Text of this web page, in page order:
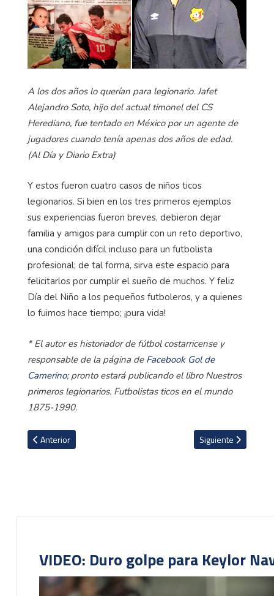
A los dos años lo querían para legionario. Jafet
Alejandro Soto, hijo del actual timonel del CS
Herediano, fue tentado en México por un agente de
jugadores cuando tenía apenas dos años de edad.
(Al Día y Diario Extra)
Y estos fueron cuatro casos de niños ticos
legionarios. Si bien en los tres primeros ejemplos
sus experiencias fueron breves, debieron dejar
familia y amigos para cumplir con un reto deportivo,
una condición difícil incluso para un futbolista
profesional; de tal forma, sirva este espacio para
felicitarlos por cumplir el sueño de muchos. Y feliz
Día del Niño a los pequeños futboleros, y a quienes
lo fuimos hace tiempo; ¡pura vida!
* El autor es historiador de fútbol costarricense y
responsable de la página de Facebook Gol de
Camerino; pronto estará publicando el libro Nuestros
primeros legionarios. Futbolistas ticos en el mundo
1875-1990.
Artículo anterior: VIDEO: Conociendo a ticos en el fútbol
Anterior Artículo siguiente:
Siguiente
VIDEO: Duro golpe para Keylor